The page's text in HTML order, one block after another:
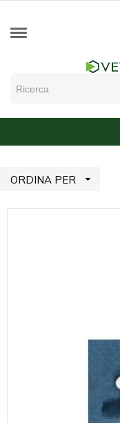
ORDINA PER 